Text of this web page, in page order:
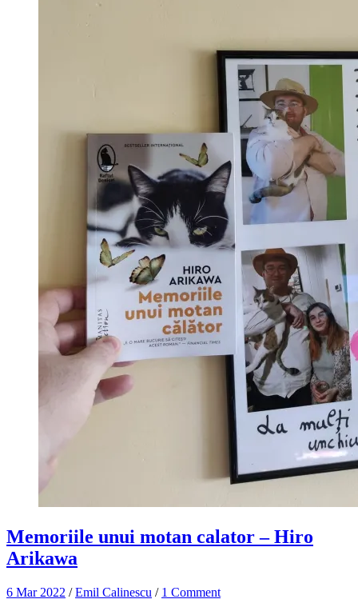
Memoriile unui motan calator – Hiro
Arikawa
6 Mar 2022 /Emil Calinescu / 1 Comment